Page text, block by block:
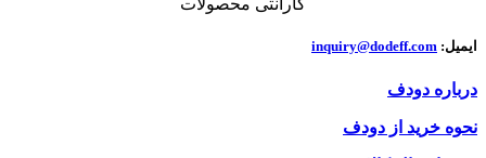
ایمیل: inquiry@dodeff.com
درباره دودف
نحوه خرید از دودف